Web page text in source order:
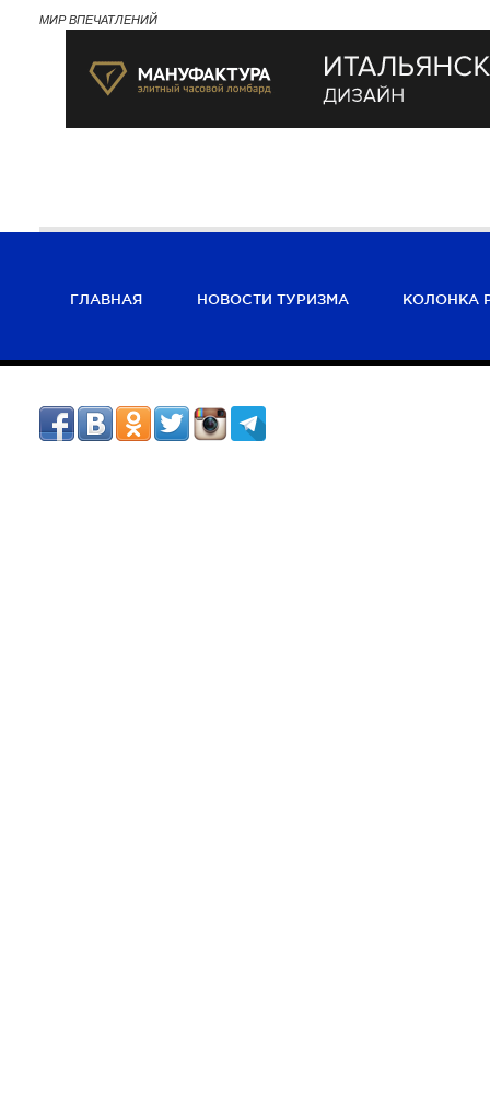
МИР ВПЕЧАТЛЕНИЙ
ГЛАВНАЯ НОВОСТИ ТУРИЗМА КОЛОНКА